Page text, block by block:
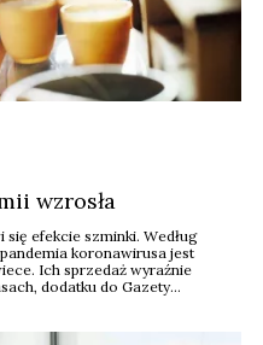
wzrosła
efekcie szminki. Według
koronawirusa jest
Ich sprzedaż wyraźnie
dodatku do Gazety